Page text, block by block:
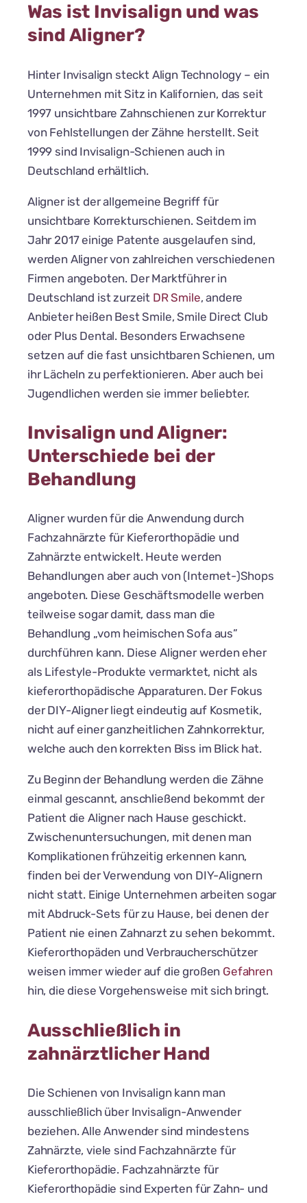
Was ist Invisalign und was
sind Aligner?
Hinter Invisalign steckt Align Technology – ein
Unternehmen mit Sitz in Kalifornien, das seit
1997 unsichtbare Zahnschienen zur Korrektur
von Fehlstellungen der Zähne herstellt. Seit
1999 sind Invisalign-Schienen auch in
Deutschland erhältlich.
Aligner ist der allgemeine Begriff für
unsichtbare Korrekturschienen. Seitdem im
Jahr 2017 einige Patente ausgelaufen sind,
werden Aligner von zahlreichen verschiedenen
Firmen angeboten. Der Marktführer in
Deutschland ist zurzeit DR Smile, andere
Anbieter heißen Best Smile, Smile Direct Club
oder Plus Dental. Besonders Erwachsene
setzen auf die fast unsichtbaren Schienen, um
ihr Lächeln zu perfektionieren. Aber auch bei
Jugendlichen werden sie immer beliebter.
Invisalign und Aligner:
Unterschiede bei der
Behandlung
Aligner wurden für die Anwendung durch
Fachzahnärzte für Kieferorthopädie und
Zahnärzte entwickelt. Heute werden
Behandlungen aber auch von (Internet-)Shops
angeboten. Diese Geschäftsmodelle werben
teilweise sogar damit, dass man die
Behandlung „vom heimischen Sofa aus”
durchführen kann. Diese Aligner werden eher
als Lifestyle-Produkte vermarktet, nicht als
kieferorthopädische Apparaturen. Der Fokus
der DIY-Aligner liegt eindeutig auf Kosmetik,
nicht auf einer ganzheitlichen Zahnkorrektur,
welche auch den korrekten Biss im Blick hat.
Zu Beginn der Behandlung werden die Zähne
einmal gescannt, anschließend bekommt der
Patient die Aligner nach Hause geschickt.
Zwischenuntersuchungen, mit denen man
Komplikationen frühzeitig erkennen kann,
finden bei der Verwendung von DIY-Alignern
nicht statt. Einige Unternehmen arbeiten sogar
mit Abdruck-Sets für zu Hause, bei denen der
Patient nie einen Zahnarzt zu sehen bekommt.
Kieferorthopäden und Verbraucherschützer
weisen immer wieder auf die großen Gefahren
hin, die diese Vorgehensweise mit sich bringt.
Ausschließlich in
zahnärztlicher Hand
Die Schienen von Invisalign kann man
ausschließlich über Invisalign-Anwender
beziehen. Alle Anwender sind mindestens
Zahnärzte, viele sind Fachzahnärzte für
Kieferorthopädie. Fachzahnärzte für
Kieferorthopädie sind Experten für Zahn- und